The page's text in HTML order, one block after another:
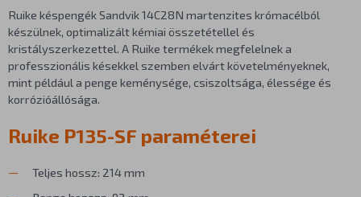
Ruike késpengék Sandvik 14C28N martenzites krómacélból
készülnek, optimalizált kémiai összetétellel és
kristályszerkezettel. A Ruike termékek megfelelnek a
professzionális késekkel szemben elvárt követelményeknek,
mint például a penge keménysége, csiszoltsága, élessége és
korrózióállósága.
Ruike P135-SF paraméterei
Teljes hossz: 214 mm